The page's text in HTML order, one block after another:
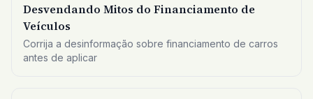
Desvendando Mitos do Financiamento de
Veículos
Corrija a desinformação sobre financiamento de carros
antes de aplicar